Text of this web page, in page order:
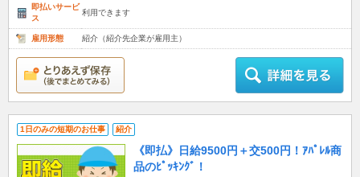
即払いサービ
ス
利用できます
雇用形態 紹介（紹介先企業が雇用主）
1日のみの短期のお仕事 紹介
《即払》日給9500円＋交500円！ｱﾊﾟﾚﾙ商
品のﾋﾟｯｷﾝｸﾞ！